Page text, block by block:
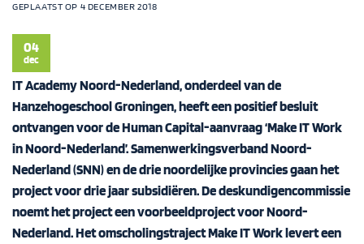
GEPLAATST OP 4 DECEMBER 2018
04
dec
IT Academy Noord-Nederland, onderdeel van de
Hanzehogeschool Groningen, heeft een positief besluit
ontvangen voor de Human Capital-aanvraag ‘Make IT Work
in Noord-Nederland’. Samenwerkingsverband Noord-
Nederland (SNN) en de drie noordelijke provincies gaan het
project voor drie jaar subsidiëren. De deskundigencommissie
noemt het project een voorbeeldproject voor Noord-
Nederland. Hetomscholingstraject Make IT Worklevert een